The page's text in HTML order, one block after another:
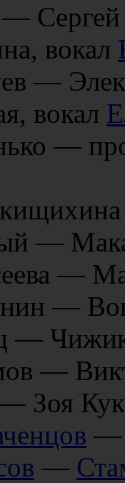
вокал
—
вокал
—
—
—
—
—
—
Зоя
—